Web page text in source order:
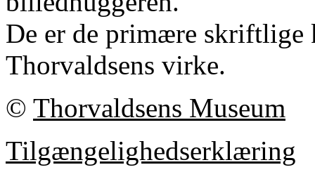
De er de primære
Thorvaldsens virke.
© Thorvaldsens Museum
Tilgængelighedserklæring